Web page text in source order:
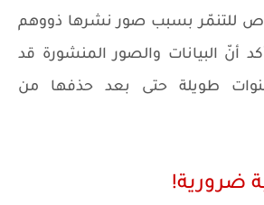
للتنمّر بسبب صور نشرها ذووهم
أنّ البيانات والصور المنشورة قد
طويلة حتى بعد حذفها من
ضرورية!